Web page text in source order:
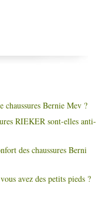
chaussures Bernie Mev ?
RIEKER sont-elles anti-
des chaussures Berni
avez des petits pieds ?